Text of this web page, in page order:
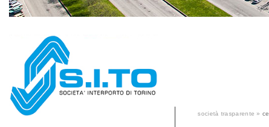
società trasparente »